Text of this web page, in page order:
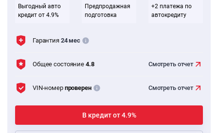
Выгодный авто
кредит от 4.9%
Предпродажная
подготовка
+2 платежа по
автокредиту
Гарантия 24 мес
Общее состояние 4.8 Смотреть отчет
VIN-номер проверен Смотреть отчет
В кредит от 4.9%